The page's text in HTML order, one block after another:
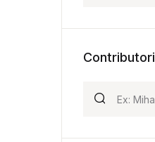
Contributori